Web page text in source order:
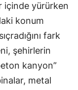
Eskişehir
Giresun
Gümüşhane
içinde yürürken
konum
fark
şehirlerin
kanyon”
metal